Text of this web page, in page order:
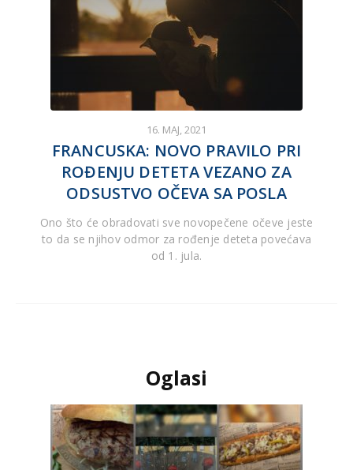
16. MAJ, 2021
FRANCUSKA: NOVO PRAVILO PRI
ROĐENJU DETETA VEZANO ZA
ODSUSTVO OČEVA SA POSLA
Ono što će obradovati sve novopečene očeve jeste
to da se njihov odmor za rođenje deteta povećava
od 1. jula.
Oglasi